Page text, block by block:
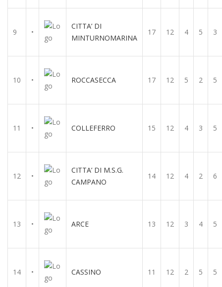
9 •
CITTA’ DI
MINTURNOMARINA
17 12 4 5 3
10 • ROCCASECCA 17 12 5 2 5
11 • COLLEFERRO 15 12 4 3 5
12 •
CITTA’ DI M.S.G.
CAMPANO
14 12 4 2 6
13 • ARCE 13 12 3 4 5
14 • CASSINO 11 12 2 5 5